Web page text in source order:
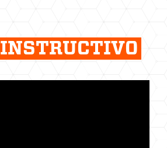
INSTRUCTIVO